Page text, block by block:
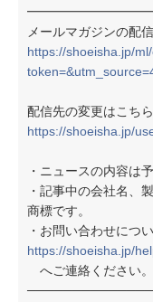
メールマガジンの配
https://shoeisha.jp/
配信先の変更はこち
https://shoeisha.jp/
・ニュースの内容は
・記事中の会社名、
商標です。
・お問い合わせについ
https://shoeisha.jp/
へご連絡ください。